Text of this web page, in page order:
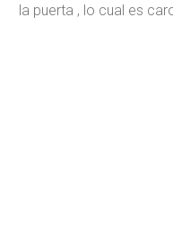
la puerta , lo cual es